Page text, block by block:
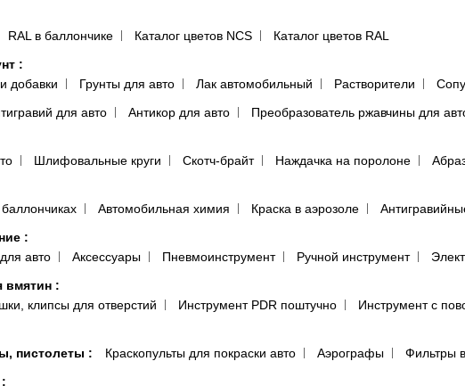
RAL в баллончике Каталог цветов NCS
Каталог цветов RAL
:
добавки
Грунты для авто Лак автомобильный Растворители
для авто Антикор для авто Преобразователь ржавчины для
Шлифовальные круги Скотч-брайт Наждачка на поролоне
Автомобильная химия Краска в аэрозоле
:
авто
Аксессуары Пневмоинструмент Ручной инструмент
вмятин :
клипсы для отверстий Инструмент PDR поштучно Инструмент с
пистолеты : Краскопульты для покраски авто Аэрографы Фильтры
: